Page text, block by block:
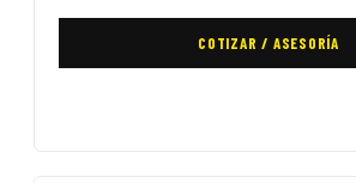
COTIZAR / ASESORÍA